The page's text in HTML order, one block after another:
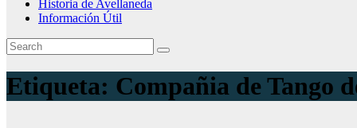
Historia de Avellaneda
Información Útil
Etiqueta: Compañia de Tango